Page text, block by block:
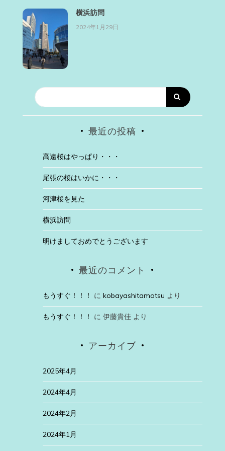
横浜訪問
2024年1月29日
最近の投稿
高遠桜はやっぱり・・・
尾張の桜はいかに・・・
河津桜を見た
横浜訪問
明けましておめでとうございます
最近のコメント
もうすぐ！！！ に kobayashitamotsu より
もうすぐ！！！ に 伊藤貴佳より
アーカイブ
2025年4月
2024年4月
2024年2月
2024年1月